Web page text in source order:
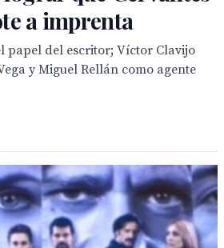
a imprenta
papel del escritor; Víctor Clavijo
y Miguel Rellán como agente